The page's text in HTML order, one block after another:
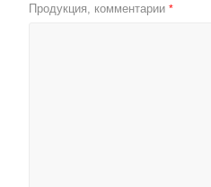
Продукция, комментарии *